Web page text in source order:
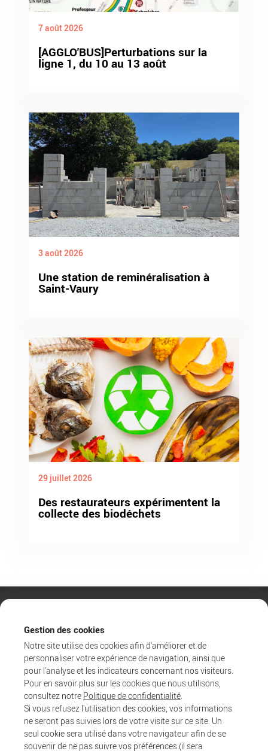
Gestion des cookies
Notre site utilise des cookies afin d'améliorer et de
personnaliser votre expérience de navigation, ainsi que
pour l'analyse et les indicateurs concernant nos visiteurs.
Pour en savoir plus sur les cookies que nous utilisons,
consultez notre Politique de confidentialité
Si vous refusez l'utilisation des cookies, vos informations
ne seront pas suivies lors de votre visite sur ce site. Un
seul cookie sera utilisé dans votre navigateur afin de se
souvenir de ne pas suivre vos préférences (il sera
7 août 2026
[AGGLO'BUS]Perturbations sur la
ligne 1, du 10 au 13 août
3 août 2026
Une station de reminéralisation à
Saint-Vaury
29 juillet 2026
Des restaurateurs expérimentent la
collecte des biodéchets
Agglo
Entreprendre et collaborer